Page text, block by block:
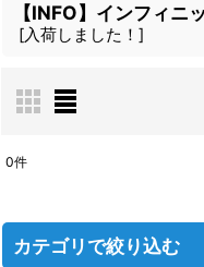
【INFO】インフィニ
[入荷しました！ ]
在庫あり
0件
カテゴリで絞り込む